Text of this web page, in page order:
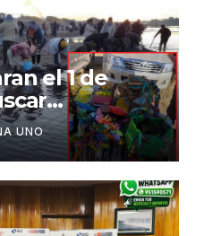
el 1 de
ríos y
por la
UNO